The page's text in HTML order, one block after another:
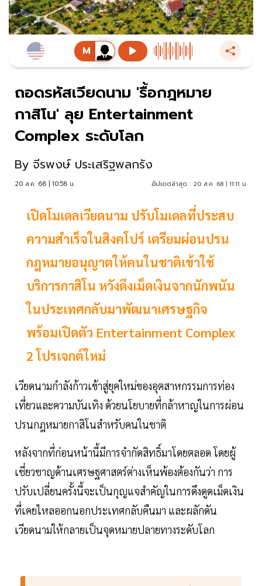
ถอดรหัสเวียดนาม 'รื้อกฎหมาย
กาสิโน' ลุย Entertainment
Complex ระดับโลก
By จีรพงษ์ ประเสริฐพลกรัง
20 ส.ค. 68 | 10:58 น. อัปเดตล่าสุด : 20 ส.ค. 68 | 11:11 น.
เปิดโมเดลเวียดนาม ปรับโมเดลที่ประสบ
ความสำเร็จในสิงคโปร์ เตรียมผ่อนปรน
กฎหมายอนุญาตให้คนในชาติเข้าใช้
บริการกาสิโน หวังดึงเม็ดเงินจากนักพนัน
ในประเทศกลับมาพัฒนาเศรษฐกิจ
พร้อมเปิดตัว Entertainment Complex
2 โปรเจกต์ใหม่
เวียดนามกำลังก้าวเข้าสู่ยุคใหม่ของอุตสาหกรรมการท่อง
เที่ยวและความบันเทิง ด้วยนโยบายที่กล้าหาญในการผ่อน
ปรนกฎหมายกาสิโนสำหรับคนในชาติ
หลังจากที่ก่อนหน้านี้มีการจำกัดสิทธิ์มาโดยตลอด โดยผู้
เชี่ยวชาญด้านเศรษฐศาสตร์ต่างเห็นพ้องต้องกันว่า การ
ปรับเปลี่ยนครั้งนี้จะเป็นกุญแจสำคัญในการดึงดูดเม็ดเงิน
ที่เคยไหลออกนอกประเทศกลับคืนมา และผลักดัน
เวียดนามให้กลายเป็นจุดหมายปลายทางระดับโลก